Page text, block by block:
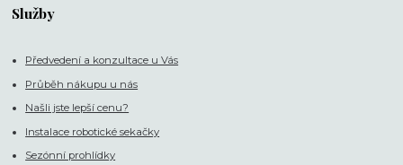
Služby
Předvedení a konzultace u Vás
Průběh nákupu u nás
Našli jste lepší cenu?
Instalace robotické sekačky
Sezónní prohlídky